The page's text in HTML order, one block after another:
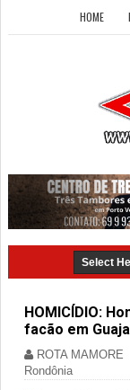
HOME
HOMICÍDIO:
facão em
ROTA MAMORE
Rondônia